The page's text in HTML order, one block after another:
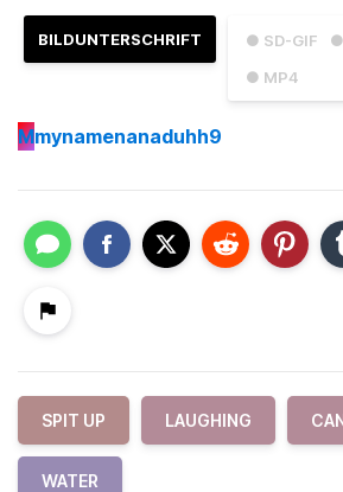
● SD-GIF
● MP4
BILDUNTERSCHRIFT
Mmynamenanaduhh9
SPIT UP LAUGHING
WATER